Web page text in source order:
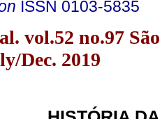
ISSN 0103-5835
vol.52 no.97 São
Dec. 2019